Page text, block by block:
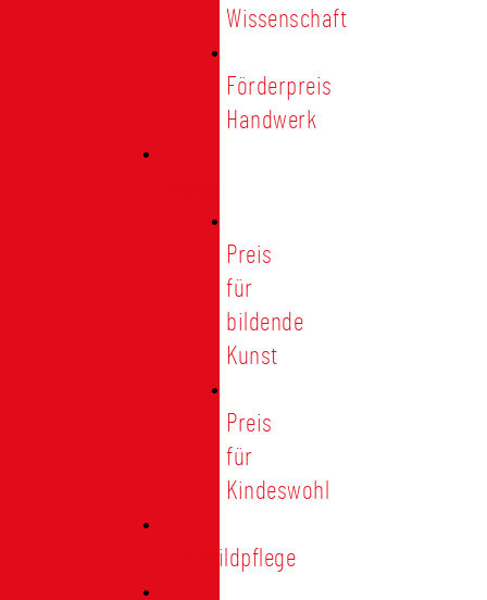
Wissenschaft
Förderpreis
Handwerk
Preis
für
bildende
Kunst
Preis
für
Kindeswohl
Stadtbildpflege